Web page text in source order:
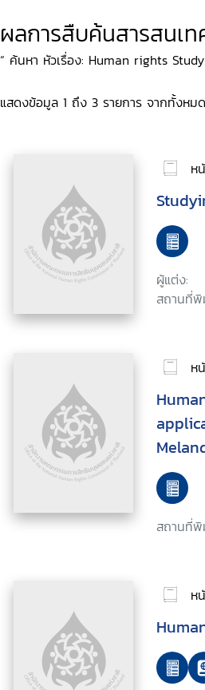
ผลการสืบค้นสารสนเ
“ ค้นหา หัวเรื่อง: Human rights
แสดงข้อมูล 1 ถึง 3 รายการ จากทั้งหม
ห
ผู้แต่ง:
สถานที่
ห
สถานที่
ห